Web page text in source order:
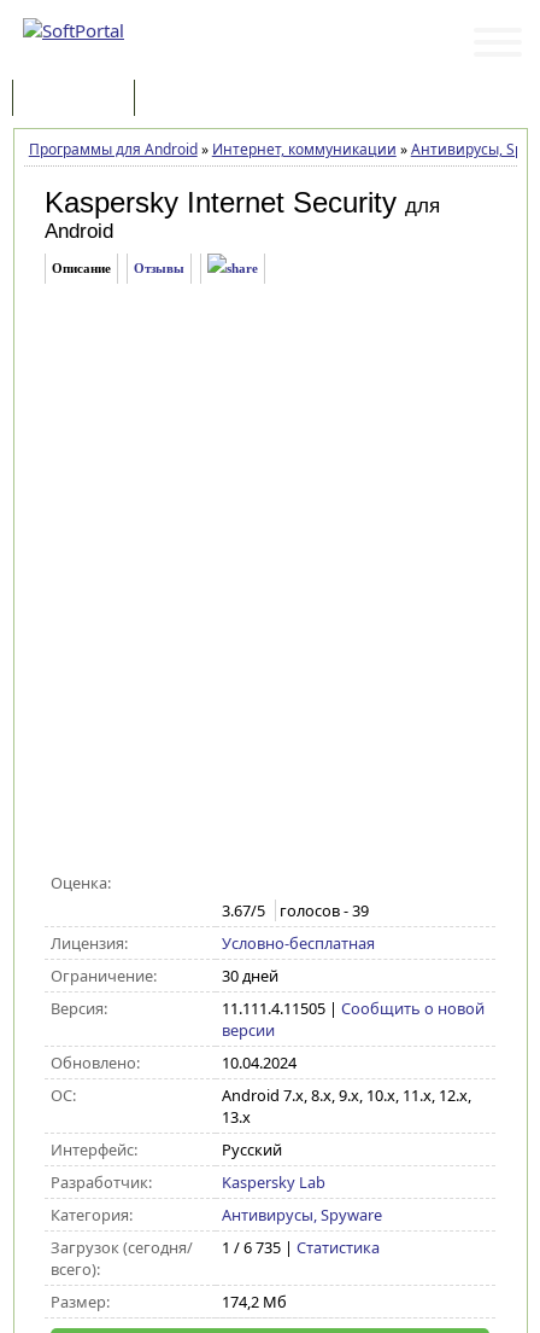
Программы для Android» Интернет, коммуникации »Антивирусы,
Kaspersky Internet Security для
Android
Описание Отзывы
Оценка:
3.67/5 голосов -39
Лицензия:
Условно-бесплатная
Ограничение:
30 дней
Версия:
11.111.4.11505| Сообщить о новой
версии
Обновлено:
10.04.2024
ОС:
Android 7.x, 8.x, 9.x, 10.x, 11.x, 12.x,
13.x
Интерфейс:
Русский
Разработчик:
Kaspersky Lab
Категория:
Антивирусы, Spyware
Загрузок (сегодня/
всего):
1 / 6 735 | Статистика
Размер: 174,2 Мб